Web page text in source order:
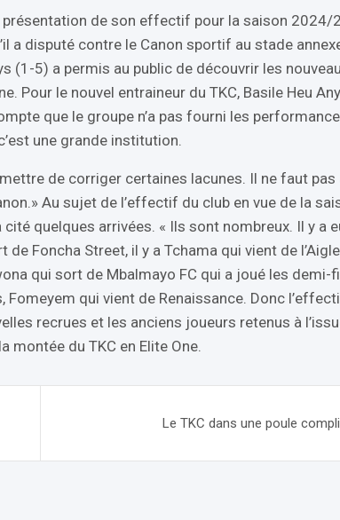
présentation de son effectif pour la saison 2024/
a disputé contre le Canon sportif au stade
(1-5) a permis au public de découvrir les
Pour le nouvel entraineur du TKC, Basile Heu
que le groupe n’a pas fourni les
une grande institution.
de corriger certaines lacunes. Il ne faut pas
Au sujet de l’effectif du club en vue de la
quelques arrivées. « Ils sont nombreux. Il y a
Foncha Street, il y a Tchama qui vient de
qui sort de Mbalmayo FC qui a joué les demi-
qui vient de Renaissance. Donc
recrues et les anciens joueurs retenus à
montée du TKC en Elite One.
Le TKC dans une poule